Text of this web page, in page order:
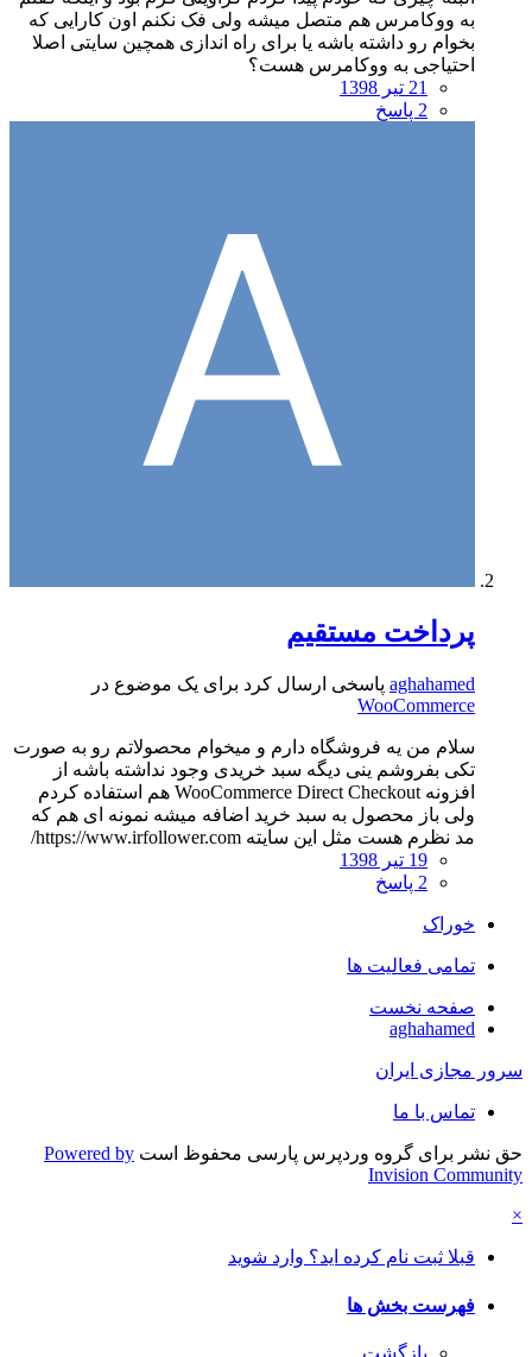
به ووکامرس هم متصل میشه ولی فک نکنم اون کارایی که
بخوام رو داشته باشه یا برای راه اندازی همچین سایتی اصلا
احتیاجی به ووکامرس هست؟
21 تیر 1398
2 پاسخ
پرداخت مستقیم
aghahamed پاسخی ارسال کرد برای یک موضوع در
WooCommerce
سلام من یه فروشگاه دارم و میخوام محصولاتم رو به صورت
تکی بفروشم ینی دیگه سبد خریدی وجود نداشته باشه از
افزونه WooCommerce Direct Checkout هم استفاده کردم
ولی باز محصول به سبد خرید اضافه میشه نمونه ای هم که
مد نظرم هست مثل این سایته https://www.irfollower.com/
19 تیر 1398
2 پاسخ
خوراک
تمامی فعالیت ها
صفحه نخست
aghahamed
سرور مجازی ایران
تماس با ما
حق نشر برای گروه وردپرس پارسی محفوظ است Powered by
Invision Community
×
قبلا ثبت نام کرده اید؟ وارد شوید
فهرست بخش ها
بازگشت